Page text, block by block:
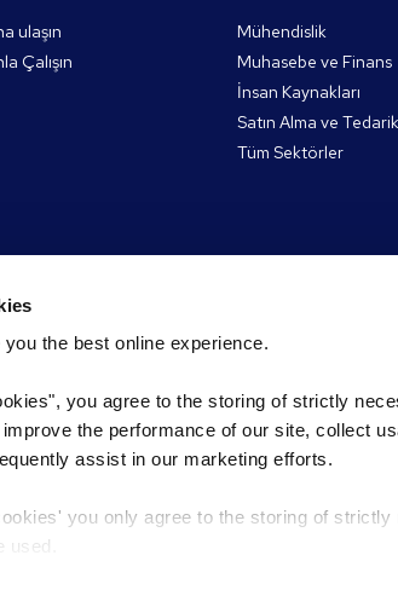
the best online experience.
you agree to the storing of strictly
the performance of our site, collect
assist in our marketing efforts.
you only agree to the storing of
used.
ulaşın
Çalışın
Mühendislik
Muhasebe ve Finans
İnsan Kaynakları
Satın Alma ve
Tüm Sektörler
Podcast
Özgeçmiş gönderin
Reed Ofisi Bulun
Uzmanlarımızla Tanışın